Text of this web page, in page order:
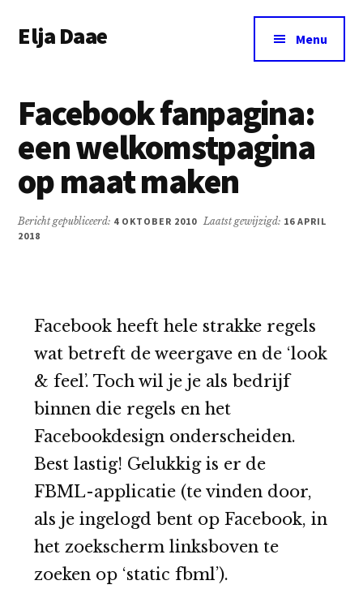
naar
naar
menu
Elja Daae
&
meer
Menu
Facebook fanpagina:
een welkomstpagina
op maat maken
Bericht gepubliceerd: 4 OKTOBER 2010 Laatst gewijzigd: 16 APRIL
2018
Facebook heeft hele strakke regels
wat betreft de weergave en de ‘look
& feel’. Toch wil je je als bedrijf
binnen die regels en het
Facebookdesign onderscheiden.
Best lastig! Gelukkig is er de
FBML-applicatie (te vinden door,
als je ingelogd bent op Facebook, in
het zoekscherm linksboven te
zoeken op ‘static fbml’).